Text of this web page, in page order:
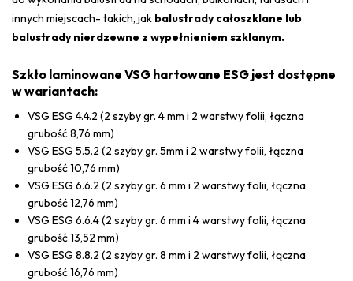
innych miejscach- takich, jak balustrady całoszklane lub
balustrady nierdzewne z wypełnieniem szklanym.
Szkło laminowane VSG hartowane ESG jest dostępne
w wariantach:
VSG ESG 4.4.2 (2 szyby gr. 4 mm i 2 warstwy folii, łączna
grubość 8,76 mm)
VSG ESG 5.5.2 (2 szyby gr. 5mm i 2 warstwy folii, łączna
grubość 10,76 mm)
VSG ESG 6.6.2 (2 szyby gr. 6 mm i 2 warstwy folii, łączna
grubość 12,76 mm)
VSG ESG 6.6.4 (2 szyby gr. 6 mm i 4 warstwy folii, łączna
grubość 13,52 mm)
VSG ESG 8.8.2 (2 szyby gr. 8 mm i 2 warstwy folii, łączna
grubość 16,76 mm)